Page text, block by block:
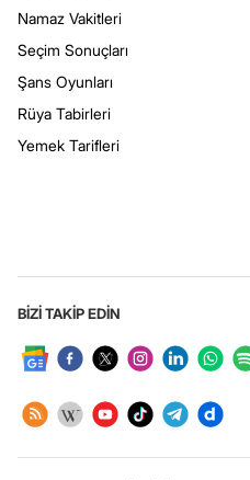
Namaz Vakitleri
Seçim Sonuçları
Şans Oyunları
Rüya Tabirleri
Yemek Tarifleri
BİZİ TAKİP EDİN